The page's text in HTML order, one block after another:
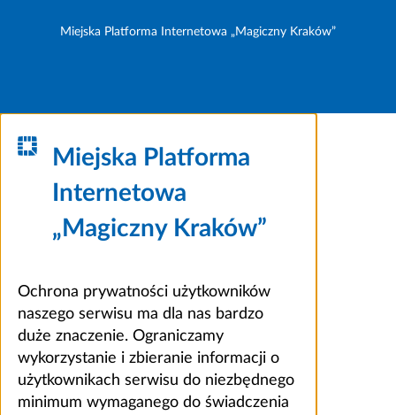
Miejska Platforma Internetowa „Magiczny Kraków”
Miejska Platforma
Internetowa
„Magiczny Kraków”
Ochrona prywatności użytkowników
naszego serwisu ma dla nas bardzo
duże znaczenie. Ograniczamy
wykorzystanie i zbieranie informacji o
użytkownikach serwisu do niezbędnego
minimum wymaganego do świadczenia